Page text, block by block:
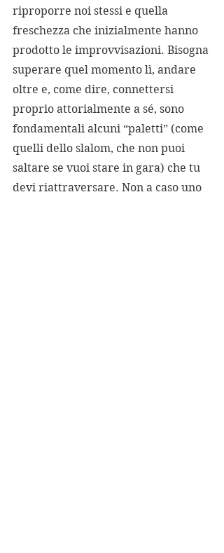
riproporre noi stessi e quella
freschezza che inizialmente hanno
prodotto le improvvisazioni. Bisogna
superare quel momento lì, andare
oltre e, come dire, connettersi
proprio attorialmente a sé, sono
fondamentali alcuni “paletti” (come
quelli dello slalom, che non puoi
saltare se vuoi stare in gara) che tu
devi riattraversare. Non a caso uno